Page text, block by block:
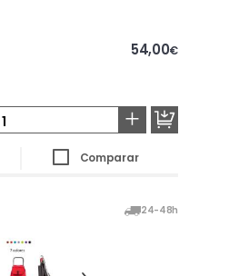
54,00€
+
Comparar
24-48h